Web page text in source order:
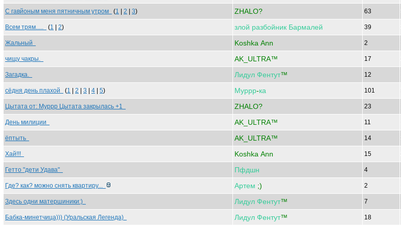
С гавйоным меня пятничным утром (1 2 3) ZHALO? 63
Всем трям..... (1 2) злой разбойник Бармалей 39
Жальный Koshka Ann 2
чищу чакры. AK_ULTRA™ 17
Загадка. Лидул Фентут™ 12
сёдня день плахой (1 2 3 4 5) Муррр-ка 101
Цытата от: Муррр Цытата закрылась +1 ZHALO? 23
День милиции AK_ULTRA™ 11
ёптыть AK_ULTRA™ 14
Хай!!! Koshka Ann 15
Гетто "дети Удава" Пфдшн 4
Где? как? можно снять квартиру... Артем ;) 2
Здесь одни матершиники:) Лидул Фентут™ 7
Бабка-минетчица))) (Уральская Легенда) Лидул Фентут™ 18